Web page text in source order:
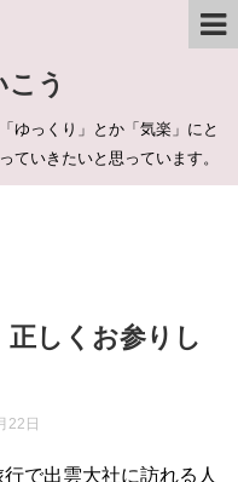
う
ゆっくり」とか「気楽」にと
ていきたいと思っています。
しくお参りし
22日
で出雲大社に訪れる人